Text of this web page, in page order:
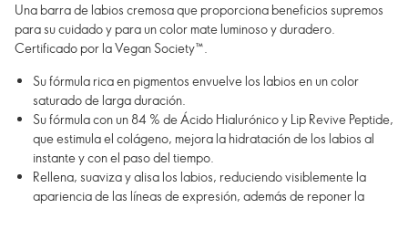
Una barra de labios cremosa que proporciona beneficios supremos
para su cuidado y para un color mate luminoso y duradero.
Certificado por la Vegan Society™.
Su fórmula rica en pigmentos envuelve los labios en un color
saturado de larga duración.
Su fórmula con un 84 % de Ácido Hialurónico y Lip Revive Peptide,
que estimula el colágeno, mejora la hidratación de los labios al
instante y con el paso del tiempo.
Rellena, suaviza y alisa los labios, reduciendo visiblemente la
apariencia de las líneas de expresión, además de reponer la